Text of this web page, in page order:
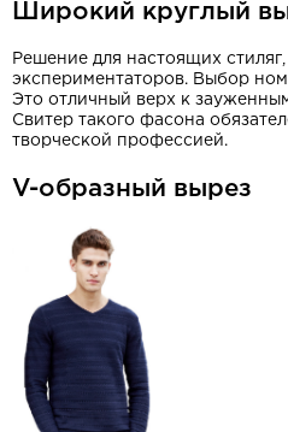
Широкий круглый
Решение для настоящих
экспериментаторов. Выбор
Это отличный верх к
Свитер такого фасона
творческой профессией.
V-образный вырез